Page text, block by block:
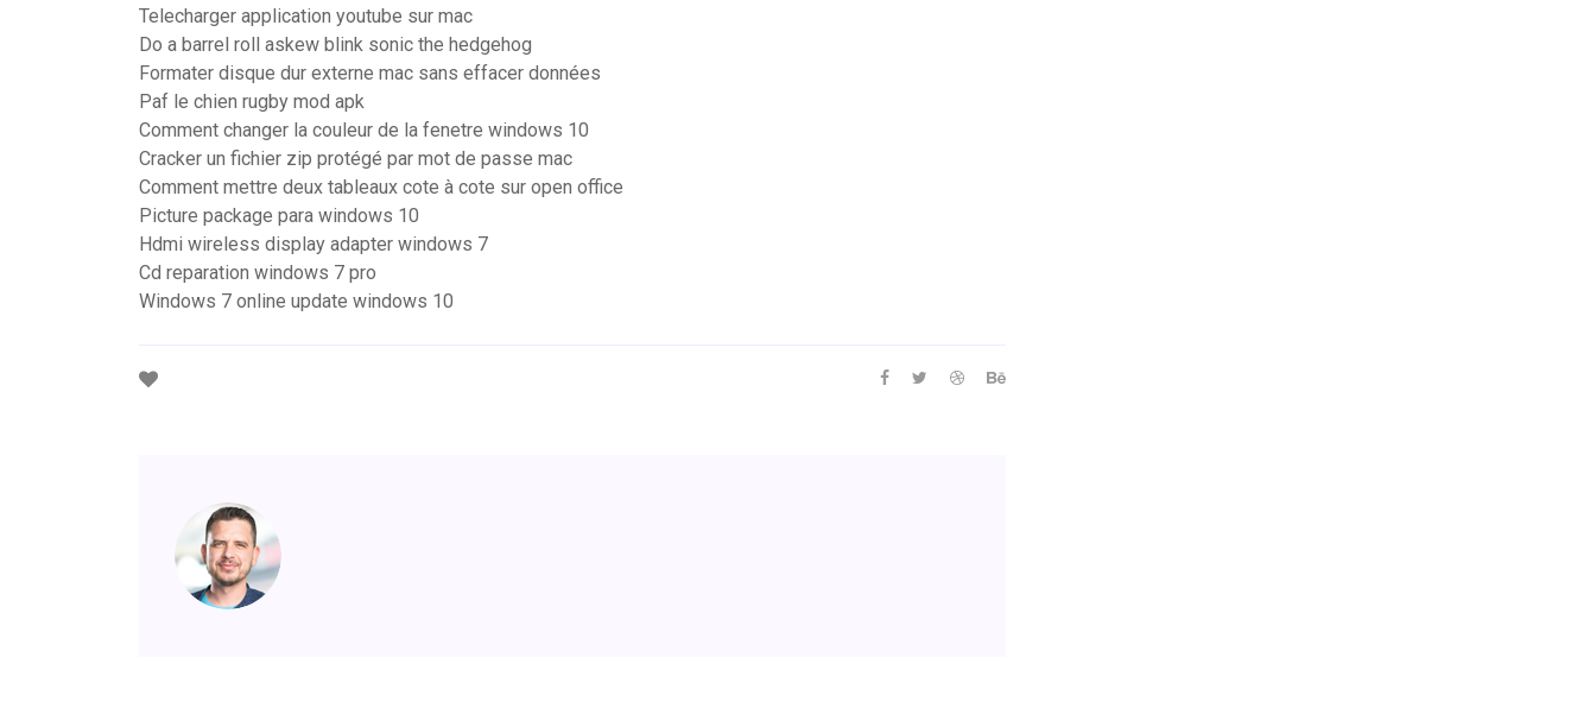
Telecharger application youtube sur mac
Do a barrel roll askew blink sonic the hedgehog
Formater disque dur externe mac sans effacer données
Paf le chien rugby mod apk
Comment changer la couleur de la fenetre windows 10
Cracker un fichier zip protégé par mot de passe mac
Comment mettre deux tableaux cote à cote sur open office
Picture package para windows 10
Hdmi wireless display adapter windows 7
Cd reparation windows 7 pro
Windows 7 online update windows 10